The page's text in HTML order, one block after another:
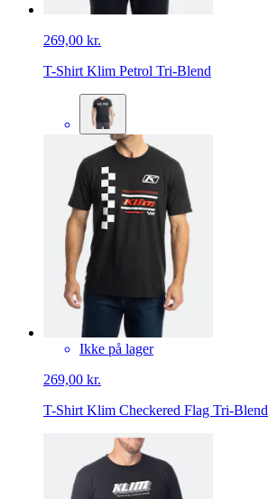
269,00 kr.
T-Shirt Klim Petrol Tri-Blend
Ikke på lager
269,00 kr.
T-Shirt Klim Checkered Flag Tri-Blend